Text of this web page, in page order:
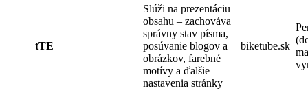
tTE
Slúži na prezentáciu
obsahu – zachováva
správny stav písma,
posúvanie blogov a
obrázkov, farebné
motívy a ďalšie
nastavenia stránky
biketube.sk